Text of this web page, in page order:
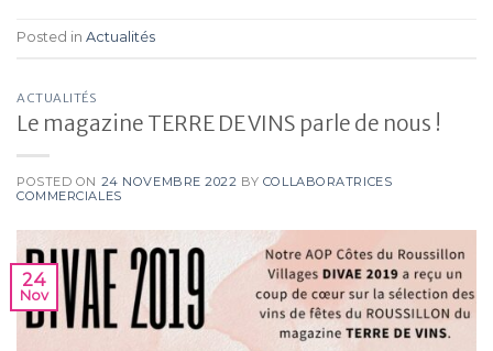
Posted in Actualités
ACTUALITÉS
Le magazine TERRE DE VINS parle de nous !
POSTED ON 24 NOVEMBRE 2022 BY COLLABORATRICES
COMMERCIALES
24
Nov